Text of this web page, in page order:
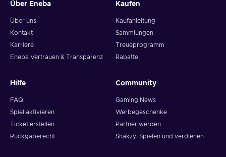
Über Eneba
Über uns
Kontakt
Karriere
Eneba Vertrauen & Transparenz
Kaufen
Kaufanleitung
Sammlungen
Treueprogramm
Rabatte
Hilfe
FAQ
Spiel aktivieren
Ticket erstellen
Rückgaberecht
Community
Gaming News
Werbegeschenke
Partner werden
Snakzy: Spielen und verdienen